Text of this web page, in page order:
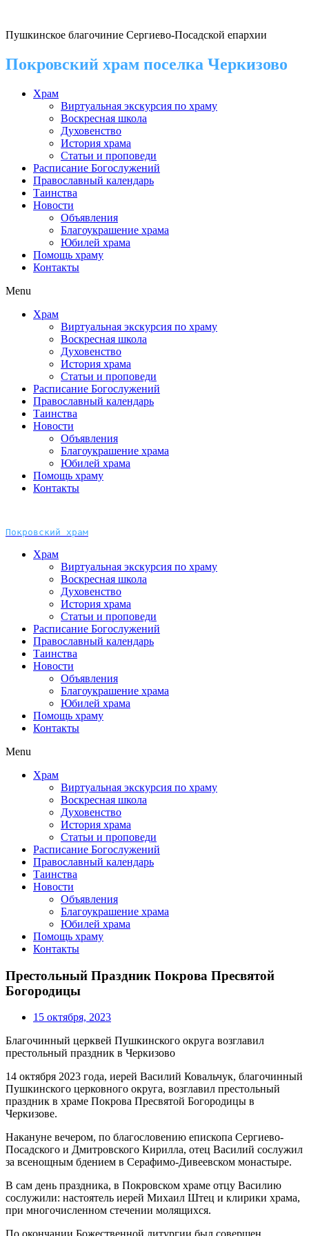
Пушкинское благочиние Сергиево-Посадской епархии
Покровский храм поселка Черкизово
Храм
Виртуальная экскурсия по храму
Воскресная школа
Духовенство
История храма
Статьи и проповеди
Расписание Богослужений
Православный календарь
Таинства
Новости
Объявления
Благоукрашение храма
Юбилей храма
Помощь храму
Контакты
Menu
Храм
Виртуальная экскурсия по храму
Воскресная школа
Духовенство
История храма
Статьи и проповеди
Расписание Богослужений
Православный календарь
Таинства
Новости
Объявления
Благоукрашение храма
Юбилей храма
Помощь храму
Контакты
Покровский храм
Храм
Виртуальная экскурсия по храму
Воскресная школа
Духовенство
История храма
Статьи и проповеди
Расписание Богослужений
Православный календарь
Таинства
Новости
Объявления
Благоукрашение храма
Юбилей храма
Помощь храму
Контакты
Menu
Храм
Виртуальная экскурсия по храму
Воскресная школа
Духовенство
История храма
Статьи и проповеди
Расписание Богослужений
Православный календарь
Таинства
Новости
Объявления
Благоукрашение храма
Юбилей храма
Помощь храму
Контакты
Престольный Праздник Покрова Пресвятой
Богородицы
15 октября, 2023
Благочинный церквей Пушкинского округа возглавил
престольный праздник в Черкизово
14 октября 2023 года, иерей Василий Ковальчук, благочинный
Пушкинского церковного округа, возглавил престольный
праздник в храме Покрова Пресвятой Богородицы в
Черкизове.
Накануне вечером, по благословению епископа Сергиево-
Посадского и Дмитровского Кирилла, отец Василий сослужил
за всенощным бдением в Серафимо-Дивеевском монастыре.
В сам день праздника, в Покровском храме отцу Василию
сослужили: настоятель иерей Михаил Штец и клирики храма,
при многочисленном стечении молящихся.